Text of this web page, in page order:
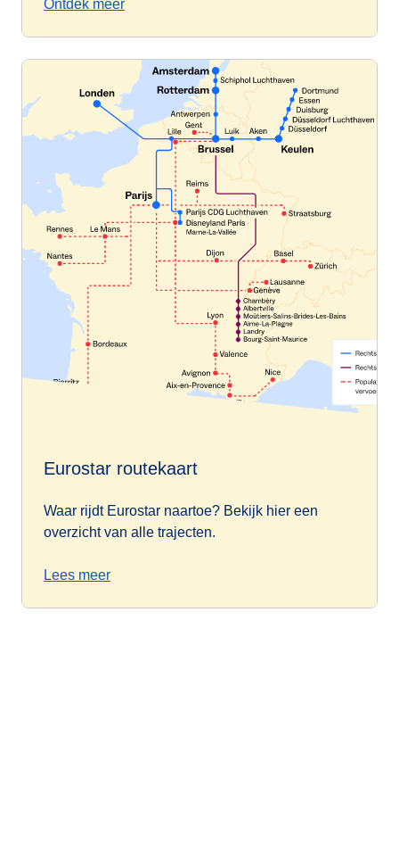
Ontdek meer
Eurostar routekaart
Waar rijdt Eurostar naartoe? Bekijk hier een
overzicht van alle trajecten.
Lees meer